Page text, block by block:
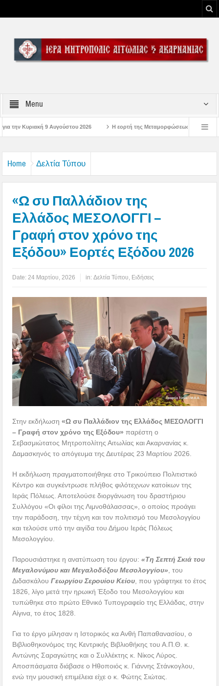
Menu
Η εορτή της Μεταμορφώσεως του Σωτήρος Χριστού στην Ι. Μ.
Home Δελτία Τύπου
«Ω συ Παλλάδιον της
Ελλάδος ΜΕΣΟΛΟΓΓΙ –
Γραφή στον χρόνο της
Εξόδου» Εορτές Εξόδου 2026
Date: 24 Μαρτίου, 2026 in:Δελτία Τύπου Ειδήσεις
Στην εκδήλωση«Ω συ Παλλάδιον της Ελλάδος ΜΕΣΟΛΟΓΓΙ
– Γραφή στον χρόνο της Εξόδου» παρέστη ο
Σεβασμιώτατος Μητροπολίτης Αιτωλίας και Ακαρνανίας κ.
Δαμασκηνός το απόγευμα της Δευτέρας 23 Μαρτίου 2026.
Η εκδήλωση πραγματοποιήθηκε στο Τρικούπειο Πολιτιστικό
Κέντρο και συγκέντρωσε πλήθος φιλότεχνων κατοίκων της
Ιεράς Πόλεως. Αποτελούσε διοργάνωση του δραστήριου
Συλλόγου «Οι φίλοι της Λιμνοθάλασσας», ο οποίος προάγει
την παράδοση, την τέχνη και τον πολιτισμό του Μεσολογγίου
και τελούσε υπό την αιγίδα του Δήμου Ιεράς Πόλεως
Μεσολογγίου.
Παρουσιάστηκε η ανατύπωση του έργου:«Τη Σεπτή Σκιά του
Μεγαλονύμου και Μεγαλοδόξου Μεσολογγίου» , του
ΔιδασκάλουΓεωργίου Σερουίου Κείου , που γράφτηκε το έτος
1826, λίγο μετά την ηρωική Έξοδο του Μεσολογγίου και
τυπώθηκε στο πρώτο Εθνικό Τυπογραφείο της Ελλάδας, στην
Αίγινα, το έτος 1828.
Για το έργο μίλησαν η Ιστορικός κα Ανθή Παπαθανασίου, ο
Βιβλιοθηκονόμος της Κεντρικής Βιβλιοθήκης του Α.Π.Θ. κ.
Αντώνης Σαραγιώτης και ο Συλλέκτης κ. Νίκος Λύρος.
Αποσπάσματα διάβασε ο Ηθοποιός κ. Γιάννης Στάνκογλου,
ενώ την μουσική επιμέλεια είχε ο κ. Φώτης Σιώτας.